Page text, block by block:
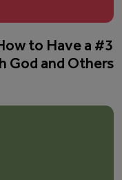
to Have a
God and Others